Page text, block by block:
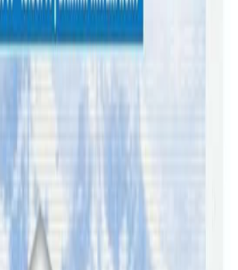
विचार र लेखबारे तपाईंको कुनै
छन् भने कृपया हामीलाई निम्न ईमेलमा
हामीलाई निष्पक्ष र तटस्थ पत्रकारिता गर्न